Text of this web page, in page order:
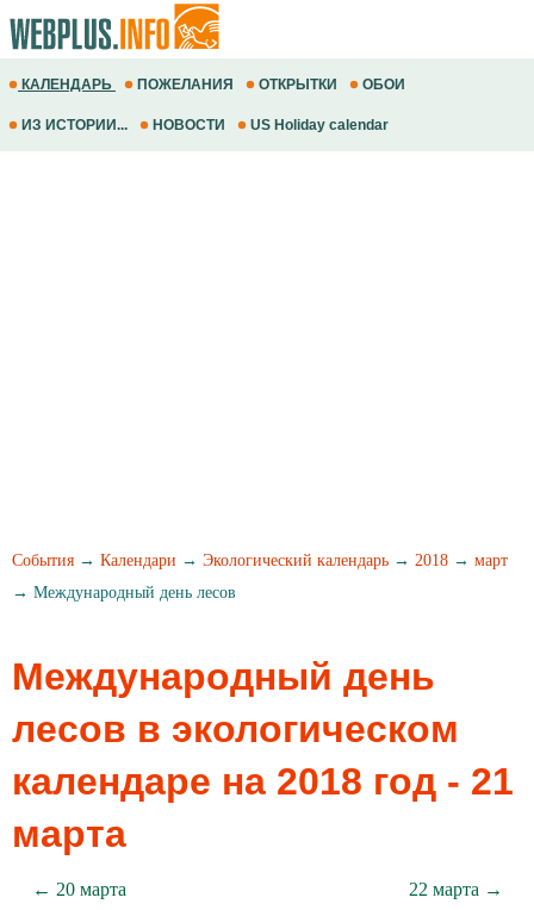
КАЛЕНДАРЬ ПОЖЕЛАНИЯ ОТКРЫТКИ ОБОИ
ИЗ ИСТОРИИ... НОВОСТИ US Holiday calendar
События → Календари → Экологический календарь → 2018 → март
→ Международный день лесов
Международный день
лесов в экологическом
календаре на 2018 год - 21
марта
← 20 марта 22 марта →